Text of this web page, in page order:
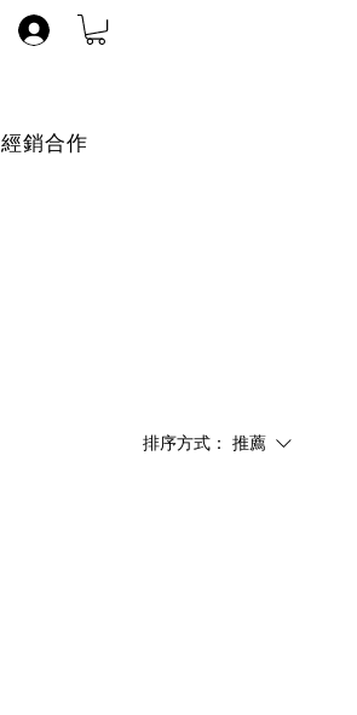
經銷合作
排序方式： 推薦